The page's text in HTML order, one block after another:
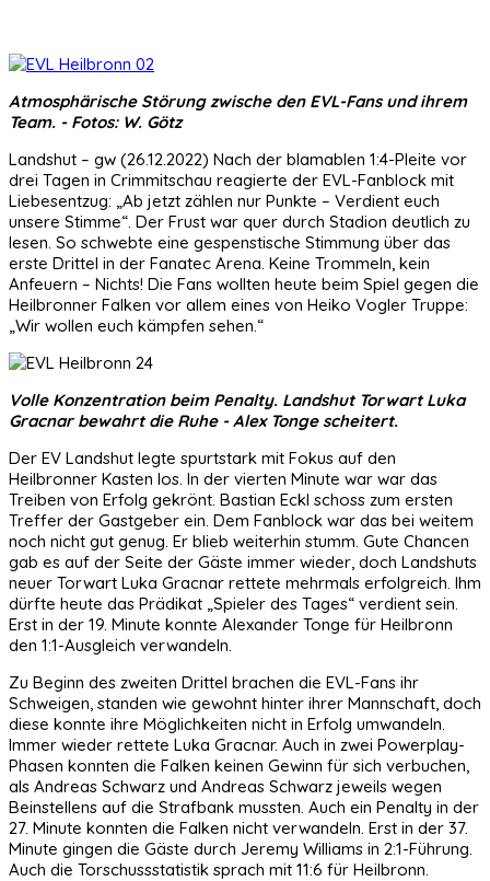
Atmosphärische Störung zwische den EVL-Fans und ihrem
Team. - Fotos: W. Götz
Landshut – gw (26.12.2022) Nach der blamablen 1:4-Pleite vor
drei Tagen in Crimmitschau reagierte der EVL-Fanblock mit
Liebesentzug: „Ab jetzt zählen nur Punkte – Verdient euch
unsere Stimme“. Der Frust war quer durch Stadion deutlich zu
lesen. So schwebte eine gespenstische Stimmung über das
erste Drittel in der Fanatec Arena. Keine Trommeln, kein
Anfeuern – Nichts! Die Fans wollten heute beim Spiel gegen die
Heilbronner Falken vor allem eines von Heiko Vogler Truppe:
„Wir wollen euch kämpfen sehen.“
Volle Konzentration beim Penalty. Landshut Torwart Luka
Gracnar bewahrt die Ruhe - Alex Tonge scheitert.
Der EV Landshut legte spurtstark mit Fokus auf den
Heilbronner Kasten los. In der vierten Minute war war das
Treiben von Erfolg gekrönt. Bastian Eckl schoss zum ersten
Treffer der Gastgeber ein. Dem Fanblock war das bei weitem
noch nicht gut genug. Er blieb weiterhin stumm. Gute Chancen
gab es auf der Seite der Gäste immer wieder, doch Landshuts
neuer Torwart Luka Gracnar rettete mehrmals erfolgreich. Ihm
dürfte heute das Prädikat „Spieler des Tages“ verdient sein.
Erst in der 19. Minute konnte Alexander Tonge für Heilbronn
den 1:1-Ausgleich verwandeln.
Zu Beginn des zweiten Drittel brachen die EVL-Fans ihr
Schweigen, standen wie gewohnt hinter ihrer Mannschaft, doch
diese konnte ihre Möglichkeiten nicht in Erfolg umwandeln.
Immer wieder rettete Luka Gracnar. Auch in zwei Powerplay-
Phasen konnten die Falken keinen Gewinn für sich verbuchen,
als Andreas Schwarz und Andreas Schwarz jeweils wegen
Beinstellens auf die Strafbank mussten. Auch ein Penalty in der
27. Minute konnten die Falken nicht verwandeln. Erst in der 37.
Minute gingen die Gäste durch Jeremy Williams in 2:1-Führung.
Auch die Torschussstatistik sprach mit 11:6 für Heilbronn.